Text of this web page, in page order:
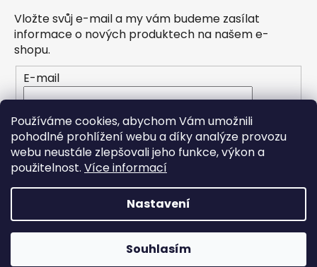
Používáme cookies, abychom Vám umožnili
pohodlné prohlížení webu a díky analýze provozu
webu neustále zlepšovali jeho funkce, výkon a
použitelnost. Více informací
Nastavení
Souhlasím
Vložte svůj e-mail a my vám budeme zasílat
informace o nových produktech na našem e-
shopu.
E-mail
Vložením e-mailu souhlasíte s podmínkami
ochrany osobních údajů
PŘIHLÁSIT SE
Vytvořil Shoptet
Hravé stroje